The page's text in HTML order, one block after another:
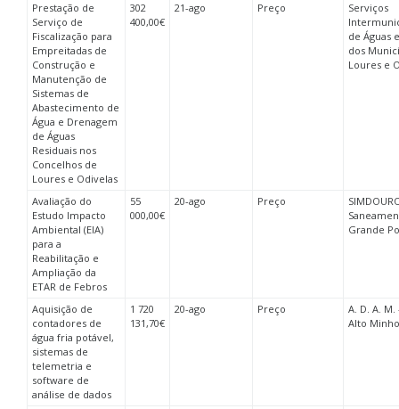
Prestação de
Serviço de
Fiscalização para
Empreitadas de
Construção e
Manutenção de
Sistemas de
Abastecimento de
Água e Drenagem
de Águas
Residuais nos
Concelhos de
Loures e Odivelas
302
400,00€
21-ago Preço
Serviços
de Águas
dos
Loures e
Avaliação do
Estudo Impacto
Ambiental (EIA)
para a
Reabilitação e
Ampliação da
ETAR de Febros
55
000,00€
20-ago Preço
Grande
Aquisição de
contadores de
água fria potável,
sistemas de
telemetria e
software de
análise de dados
1 720
131,70€
20-ago Preço
A. D. A.
Alto